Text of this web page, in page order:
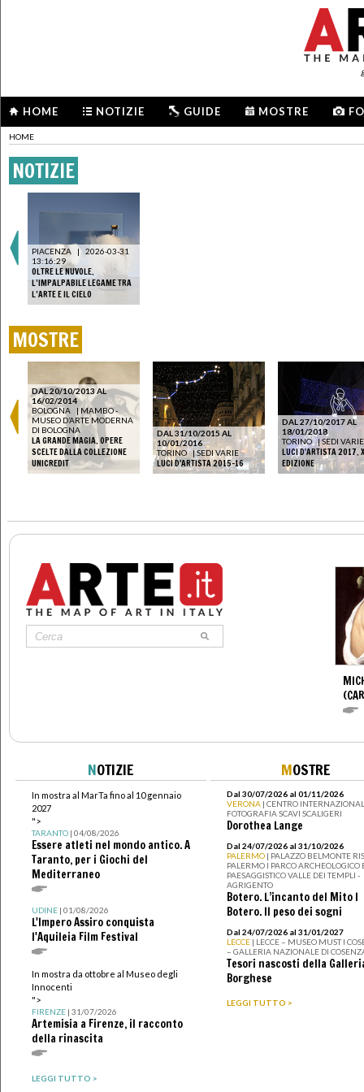
HOME NOTIZIE GUIDE MOSTRE
HOME
NOTIZIE
PIACENZA | 2026-03-31
13:16:29
OLTRE LE NUVOLE.
L’IMPALPABILE LEGAME TRA
L’ARTE E IL CIELO
MOSTRE
DAL 20/10/2013 AL
16/02/2014
BOLOGNA |MAMBO -
MUSEO D’ARTE MODERNA
DI BOLOGNA
LA GRANDE MAGIA. OPERE
SCELTE DALLA COLLEZIONE
UNICREDIT
DAL 31/10/2015 AL
10/01/2016
TORINO |SEDI VARIE
LUCI D'ARTISTA 2015-16
DAL 27/10/2017 AL
18/01/2018
TORINO
| SEDI VARIE
LUCI D'ARTISTA 2017.
EDIZIONE
NOTIZIE
In mostra al MarTa fino al 10 gennaio
2027
">
TARANTO| 04/08/2026
Essere atleti nel mondo antico. A
Taranto, per i Giochi del
Mediterraneo
UDINE| 01/08/2026
L'Impero Assiro conquista
l'Aquileia Film Festival
In mostra da ottobre al Museo degli
Innocenti
">
FIRENZE| 31/07/2026
Artemisia a Firenze, il racconto
della rinascita
LEGGI TUTTO >
MOSTRE
Dal 30/07/2026 al 01/11/2026
VERONA | CENTRO
FOTOGRAFIA SCAVI SCALIGERI
Dorothea Lange
Dal 24/07/2026 al 31/10/2026
PALERMO | PALAZZO BELMONTE
PALERMO I PARCO ARCHEOLOGICO
PAESAGGISTICO VALLE DEI TEMPLI -
AGRIGENTO
Botero. L’incanto del Mito I
Botero. Il peso dei sogni
Dal 24/07/2026 al 31/01/2027
LECCE | LECCE – MUSEO MUST I
– GALLERIA NAZIONALE DI
Tesori nascosti della
Borghese
LEGGI TUTTO >